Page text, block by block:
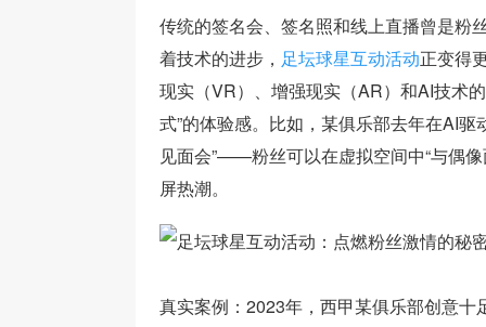
传统的签名会、签名照和线上直播曾是粉
着技术的进步， 足坛球星互动活动正变得
现实（VR）、增强现实（AR）和AI技术
式”的体验感。比如，某俱乐部去年在AI驱
见面会”——粉丝可以在虚拟空间中“与偶
屏热潮。
真实案例：2023年，西甲某俱乐部创意十